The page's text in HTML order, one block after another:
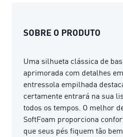
SOBRE O PRODUTO
Uma silhueta clássica de
aprimorada com detalhes
entressola empilhada
certamente entrará na sua
todos os tempos. O melhor
SoftFoam proporciona
que seus pés fiquem tão